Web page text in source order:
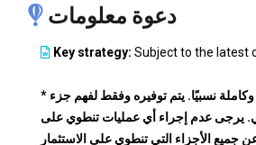
دعوة معلومات
Key strategy: Subject to the latest
* المعلومات دقيقة وكاملة نسبيًا. يتم توفيره وفقط لفهم جزء
يرجى عدم إجراء أي عمليات تنطوي على
جميع الأجزاء التي تنطوي على الاستثمار